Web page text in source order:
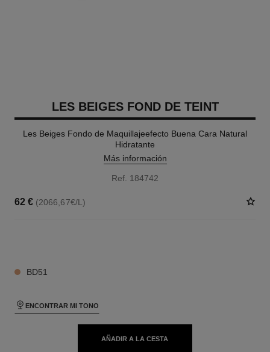
LES BEIGES FOND DE TEINT
Les Beiges Fondo de Maquillajeefecto Buena Cara Natural
Hidratante
Más información
Ref. 184742
62 € (2066,67€/L)
BD51
ENCONTRAR MI TONO
AÑADIR A LA CESTA